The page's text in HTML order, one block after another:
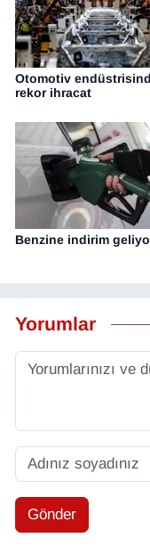
Otomotiv
rekor ihracat
Benzine indirim
Yorumlar
Gönder